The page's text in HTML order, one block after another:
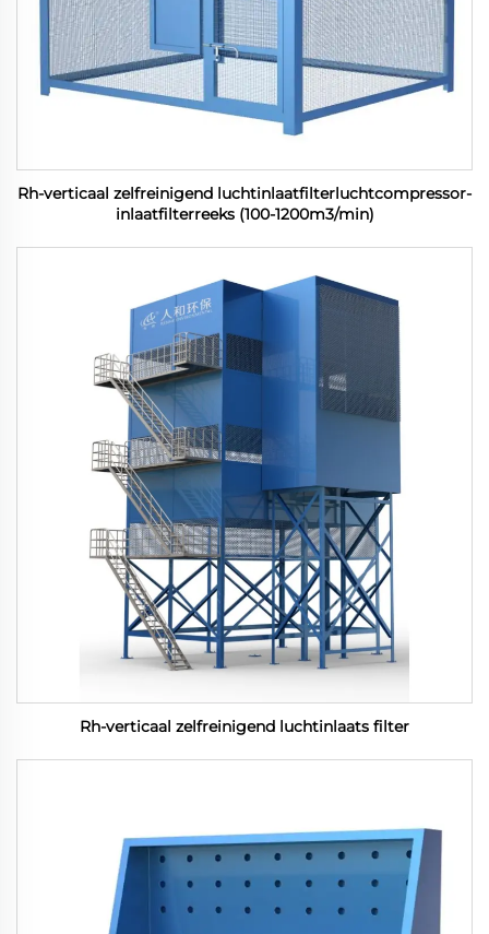
Rh-verticaal zelfreinigend luchtinlaatfilterluchtcompressor-
inlaatfilterreeks (100-1200m3/min)
Rh-verticaal zelfreinigend luchtinlaats filter